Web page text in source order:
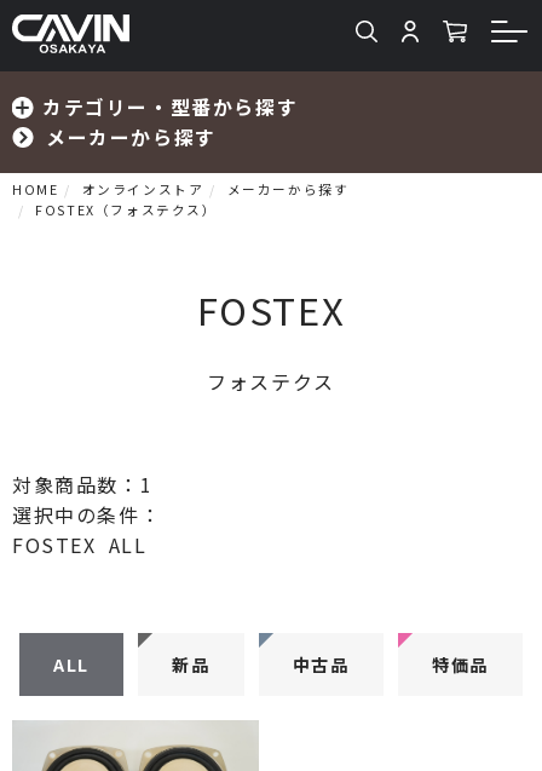
カテゴリー・型番から探す
メーカーから探す
パワーアンプ
CDプレーヤー・レシーバー
レコードプレーヤー
フォノイコライザー・MCトランス
HOME オンラインストア
メーカーから探す
FOSTEX（フォステクス）
FOSTEX
フォステクス
対象商品数： 1
選択中の条件：
FOSTEX ALL
ALL 新品 中古品 特価品